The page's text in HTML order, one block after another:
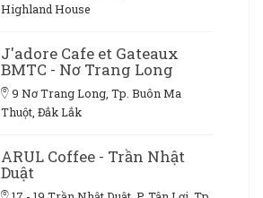
Highland House
J'adore Cafe et Gateaux
BMTC - Nơ Trang Long
9 Nơ Trang Long, Tp. Buôn Ma
Thuột, Đắk Lắk
ARUL Coffee - Trần Nhật
Duật